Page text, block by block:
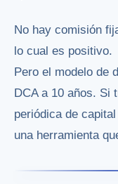
No hay comisión
lo cual es positivo.
Pero el modelo de
DCA a 10 años. Si
periódica de
una herramienta